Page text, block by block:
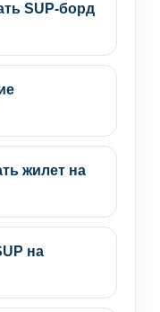
SUP-борд
жилет на
на